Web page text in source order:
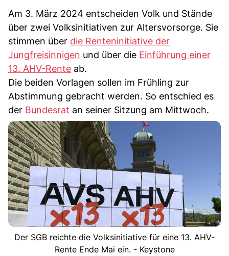
Am 3. März 2024 entscheiden Volk und Stände
über zwei Volksinitiativen zur Altersvorsorge. Sie
stimmen über die Renteninitiative der
Jungfreisinnigen und über die Einführung einer
13. AHV-Rente ab.
Die beiden Vorlagen sollen im Frühling zur
Abstimmung gebracht werden. So entschied es
der Bundesrat an seiner Sitzung am Mittwoch.
Der SGB reichte die Volksinitiative für eine 13. AHV-
Rente Ende Mai ein. - Keystone